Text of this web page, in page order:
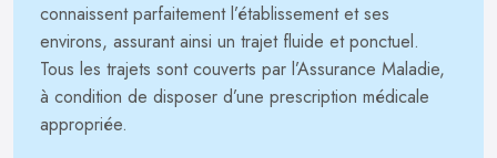
connaissent parfaitement l’établissement et ses
environs, assurant ainsi un trajet fluide et ponctuel.
Tous les trajets sont couverts par l’Assurance Maladie,
à condition de disposer d’une prescription médicale
appropriée.